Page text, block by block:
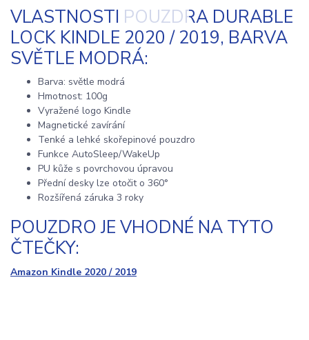
VLASTNOSTI POUZDRA DURABLE
LOCK KINDLE 2020 / 2019, BARVA
SVĚTLE MODRÁ:
Barva: světle modrá
Hmotnost: 100g
Vyražené logo Kindle
Magnetické zavírání
Tenké a lehké skořepinové pouzdro
Funkce AutoSleep/WakeUp
PU kůže s povrchovou úpravou
Přední desky lze otočit o 360°
Rozšířená záruka 3 roky
POUZDRO JE VHODNÉ NA TYTO
ČTEČKY:
Amazon Kindle 2020 / 2019